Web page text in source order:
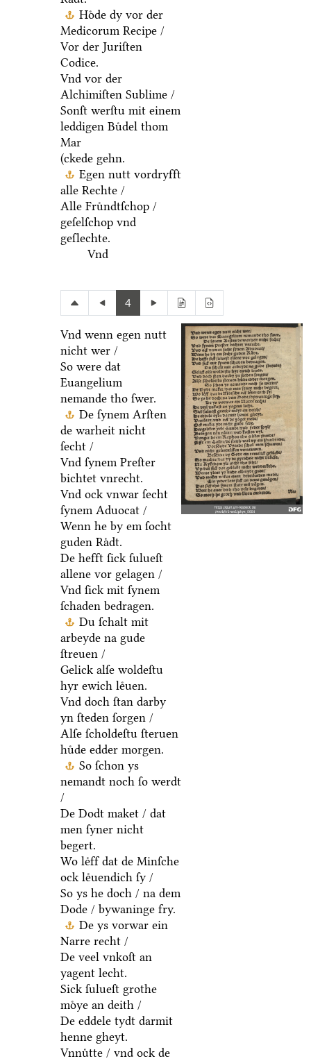
Hoͤde dy vor der
Medicorum Recipe /
Vor der Juriſten
Codice.
Vnd vor der
Alchimiſten Sublime /
Sonſt werſtu mit einem
leddigen Buͤdel thom
Mar
(ckede gehn.
Egen nutt vordryfft
alle Rechte /
Alle Fruͤndtſchop /
geſelſchop vnd
geſlechte.
Vnd
4
Vnd wenn egen nutt
nicht wer /
So were dat
Euangelium
nemande tho ſwer.
De ſynem Arſten
de warheit nicht
ſecht /
Vnd ſynem Preſter
bichtet vnrecht.
Vnd ock vnwar ſecht
ſynem Aduocat /
Wenn he by em ſocht
guden Raͤdt.
De hefft ſick ſulueſt
allene vor gelagen /
Vnd ſick mit ſynem
ſchaden bedragen.
Du ſchalt mit
arbeyde na gude
ſtreuen /
Gelick alſe woldeſtu
hyr ewich leͤuen.
Vnd doch ſtan darby
yn ſteden ſorgen /
Alſe ſcholdeſtu ſteruen
huͤde edder morgen.
So ſchon ys
nemandt noch ſo werdt
/
De Dodt maket / dat
men ſyner nicht
begert.
Wo leͤff dat de Minſche
ock leͤuendich ſy /
So ys he doch / na dem
Dode / bywaninge fry.
De ys vorwar ein
Narre recht /
De veel vnkoſt an
yagent lecht.
Sick ſulueſt grothe
moͤye an deith /
De eddele tydt darmit
henne gheyt.
Vnnuͤtte / vnd ock de